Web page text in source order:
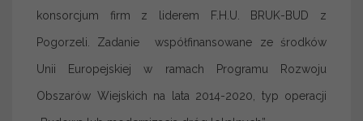
konsorcjum firm z liderem F.H.U. BRUK-BUD z
Pogorzeli. Zadanie współfinansowane ze środków
Unii Europejskiej w ramach Programu Rozwoju
Obszarów Wiejskich na lata 2014-2020, typ operacji